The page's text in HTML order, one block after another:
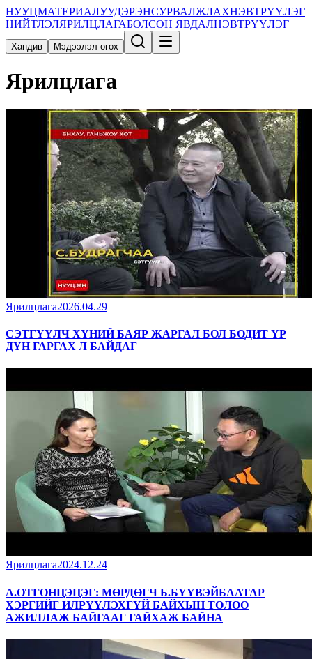
НУУЦМАТЕРИАЛУУДЭРЭНСУРВАЛЖЛАХНЭВТРҮҮЛЭГ
НИЙТЛЭЛЯРИЛЦЛАГАБОЛСОН ЯВДАЛНЭВТРҮҮЛЭГ
Хандив Мэдээлэл өгөх
Ярилцлага
Ярилцлага2026.04.29
СЭТГҮҮЛЧ ХҮНИЙ БАЯР ЖАРГАЛ БОЛ БОДИТ ҮР
ДҮН ГАРГАХ Л БАЙДАГ
Ярилцлага2024.12.24
А.ОТГОНЦЭЦЭГ: МӨРДӨГЧ Б.БҮҮВЭЙБААТАР
ХЭРГИЙГ ИЛРҮҮЛЭХГҮЙ БАЙХЫН ТӨЛӨӨ
АЖИЛЛАЖ БАЙГААГ ГАЙХАЖ БАЙНА